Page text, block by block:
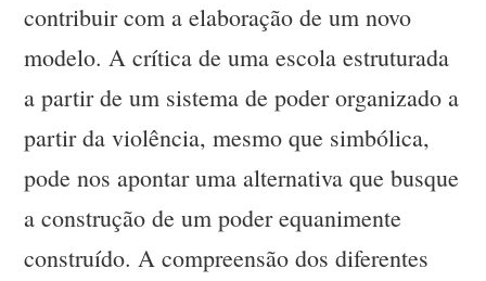
contribuir com a elaboração de um novo
modelo. A crítica de uma escola estruturada
a partir de um sistema de poder organizado a
partir da violência, mesmo que simbólica,
pode nos apontar uma alternativa que busque
a construção de um poder equanimente
construído. A compreensão dos diferentes